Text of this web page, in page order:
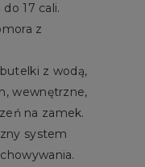
17 cali.
z
z wodą,
wewnętrzne,
na zamek.
system